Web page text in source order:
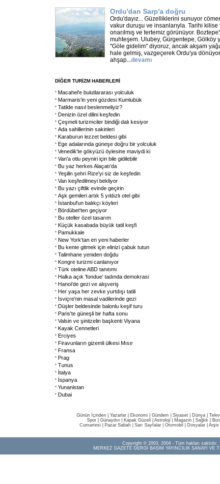
Ordu'dan Sarp'a doğru
Ordu'dayız... Güzelliklerini sunuyor
vakur duruşu ve insanlarıyla. Tarihi
onarılmış ve tertemiz görünüyor.
muhteşem. Ulubey, Gürgentepe, Gölköy
"Göle gidelim" diyoruz, ancak akşam
hale gelmiş, vazgeçerek Ordu'ya
ahşap...devamı
DİĞER TURİZM HABERLERİ
Macahel'e bulutlararası yolculuk
Marmaris'in yeni gözdesi Kumlubük
Tatilde nasıl beslenmeliyiz?
Denizin özel dilini keşfedin
Çeşmeli turizmciler bindiği dalı kesiyor
Ada sahillerinin sakinleri
Karaburun lezzet beldesi gibi
Ege adalarında güneşe doğru bir yolculuk
Venedik'te gökyüzü öylesine maviydi ki
Van'a otlu peyniri için bile gidilebilir
Bu yaz herkes Alaçatı'da
Yeşilin şehri Rize'yi siz de keşfedin
Van keşfedilmeyi bekliyor
Bu yazı çiftlik evinde geçirin
Aşk gemileri artık 5 yıldızlı otel gibi
İstanbul'un balıkçı köyleri
Bördübet'ten geçiyor
Bu oteller özel tasarım
Küçük kasabada büyük tatil keşfi
Pamukkale
New York'tan en yeni haberler
Bu kente gitmek için elinizi çabuk tutun
Talimhane yeniden doğdu
Kongre turizmi canlanıyor
Türk oteline ABD tanıtımı
Halka açık 'fondue' tadında demokrasi
Hanoi'de gezi ve alışveriş
Her yaşa her zevke yurtdışı tatili
İsviçre'nin masal vadilerinde gezi
Düşler beldesinde balonlu keşif turu
Paris'te güneşli bir hafta sonu
Valsin ve şinitzelin başkenti Viyana
Kayak Cennetleri
Erciyes
Firavunların gizemli ülkesi Mısır
Fransa
Prag
Tunus
İtalya
İspanya
Yunanistan
Dubai
Günün İçinden Yazarlar Ekonomi Gündem Siyaset Dünya |
Spor
Günaydın Kapak Güzeli Astroloji Magazin Sağlık
Cumartesi
Pazar Sabah Sarı Sayfalar Otomobil Dosyalar Arşiv
Copyright © 2003, 2004 - Tüm hakları saklıdır.
MERKEZ GAZETE DERGİ BASIM YAYINCILIK SANAYİ VE